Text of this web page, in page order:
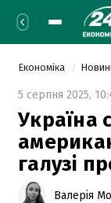
Економіка
5 серпня 2025,
Україна
галузі
Валерія